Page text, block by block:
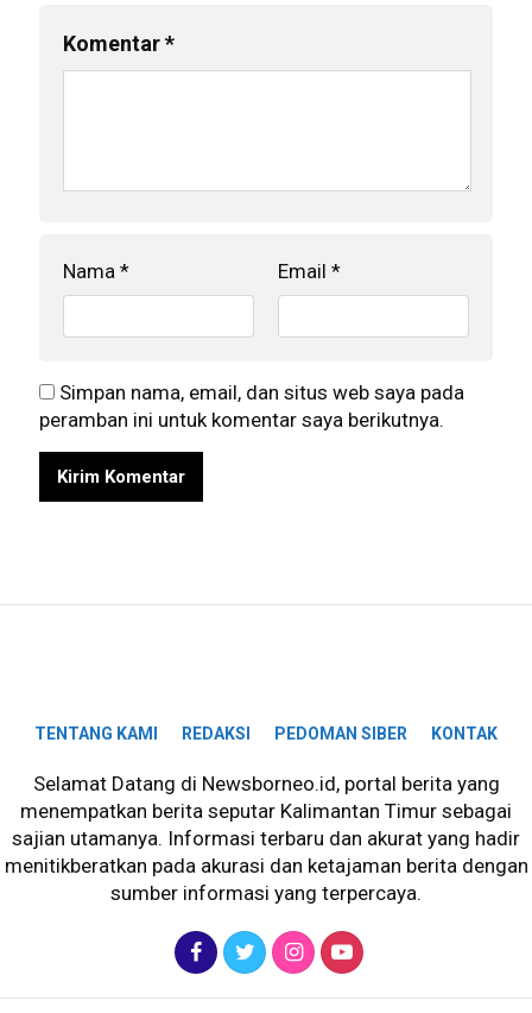
Komentar*
Nama * Email *
Simpan nama, email, dan situs web saya pada
peramban ini untuk komentar saya berikutnya.
TENTANG KAMI REDAKSI PEDOMAN SIBER KONTAK
Selamat Datang di Newsborneo.id, portal berita yang
menempatkan berita seputar Kalimantan Timur sebagai
sajian utamanya. Informasi terbaru dan akurat yang hadir
menitikberatkan pada akurasi dan ketajaman berita dengan
sumber informasi yang terpercaya.